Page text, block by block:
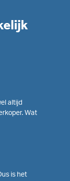
altijd
Wat
is het